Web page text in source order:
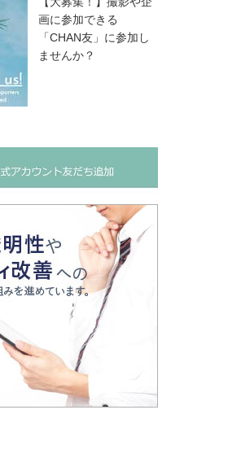
画に参加できる
「CHAN友」に参加し
ませんか？